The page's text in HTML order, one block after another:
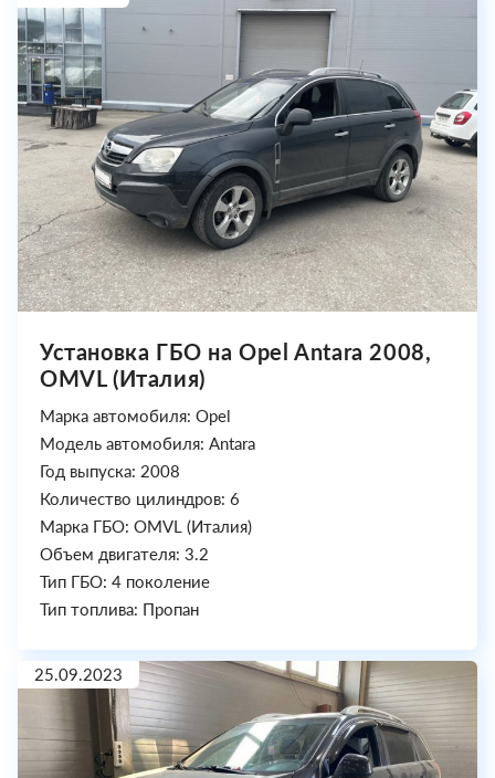
Установка ГБО на Opel Antara 2008,
OMVL (Италия)
Марка автомобиля: Opel
Модель автомобиля: Antara
Год выпуска: 2008
Количество цилиндров: 6
Марка ГБО: OMVL (Италия)
Объем двигателя: 3.2
Тип ГБО: 4 поколение
Тип топлива: Пропан
25.09.2023